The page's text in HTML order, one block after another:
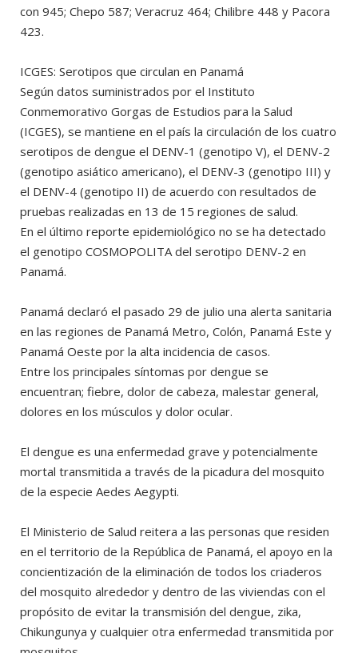
con 945; Chepo 587; Veracruz 464; Chilibre 448 y Pacora
423.
ICGES: Serotipos que circulan en Panamá
Según datos suministrados por el Instituto
Conmemorativo Gorgas de Estudios para la Salud
(ICGES), se mantiene en el país la circulación de los cuatro
serotipos de dengue el DENV-1 (genotipo V), el DENV-2
(genotipo asiático americano), el DENV-3 (genotipo III) y
el DENV-4 (genotipo II) de acuerdo con resultados de
pruebas realizadas en 13 de 15 regiones de salud.
En el último reporte epidemiológico no se ha detectado
el genotipo COSMOPOLITA del serotipo DENV-2 en
Panamá.
Panamá declaró el pasado 29 de julio una alerta sanitaria
en las regiones de Panamá Metro, Colón, Panamá Este y
Panamá Oeste por la alta incidencia de casos.
Entre los principales síntomas por dengue se
encuentran; fiebre, dolor de cabeza, malestar general,
dolores en los músculos y dolor ocular.
El dengue es una enfermedad grave y potencialmente
mortal transmitida a través de la picadura del mosquito
de la especie Aedes Aegypti.
El Ministerio de Salud reitera a las personas que residen
en el territorio de la República de Panamá, el apoyo en la
concientización de la eliminación de todos los criaderos
del mosquito alrededor y dentro de las viviendas con el
propósito de evitar la transmisión del dengue, zika,
Chikungunya y cualquier otra enfermedad transmitida por